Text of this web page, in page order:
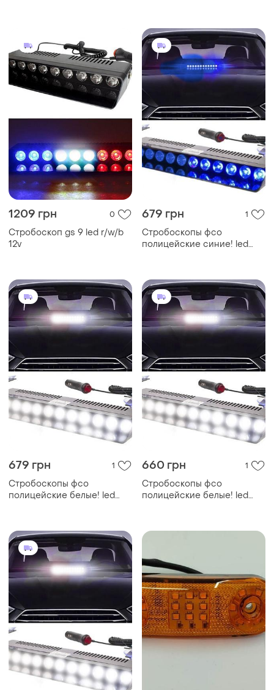
стробоскопами на пульте
ду
1209 грн 0
Стробоскоп gs 9 led r/w/b
12v
679 грн 1
Стробоскопы фсо
полицейские синие! led
прикуривателя
679 грн 1
Стробоскопы фсо
полицейские белые! led
прикуривателя 35см
660 грн 1
Стробоскопы фсо
полицейские белые! led
прикуривателя 35см